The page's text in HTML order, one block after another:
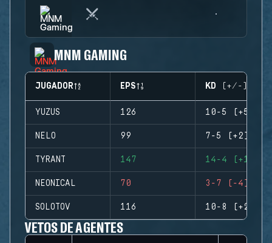
MNM GAMING
JUGADOR EPS KD (+/-)
YUZUS 126 10-5 (+5)
NELO 99 7-5 (+2)
TYRANT 147 14-4 (+10)
NEONICAL 70 3-7 (-4)
SOLOTOV 116 10-8 (+2)
VETOS DE AGENTES